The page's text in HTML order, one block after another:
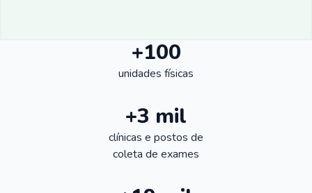
+100
unidades físicas
+3 mil
clínicas e postos de
coleta de exames